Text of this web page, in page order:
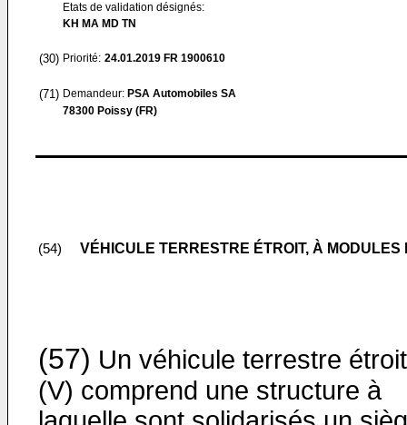
Etats de validation désignés:
KH MA MD TN
(30) Priorité: 24.01.2019 FR 1900610
(71) Demandeur: PSA Automobiles SA
78300 Poissy (FR)
(54) VÉHICULE TERRESTRE ÉTROIT, À
(57) Un véhicule terrestre étroit
(V) comprend une structure à